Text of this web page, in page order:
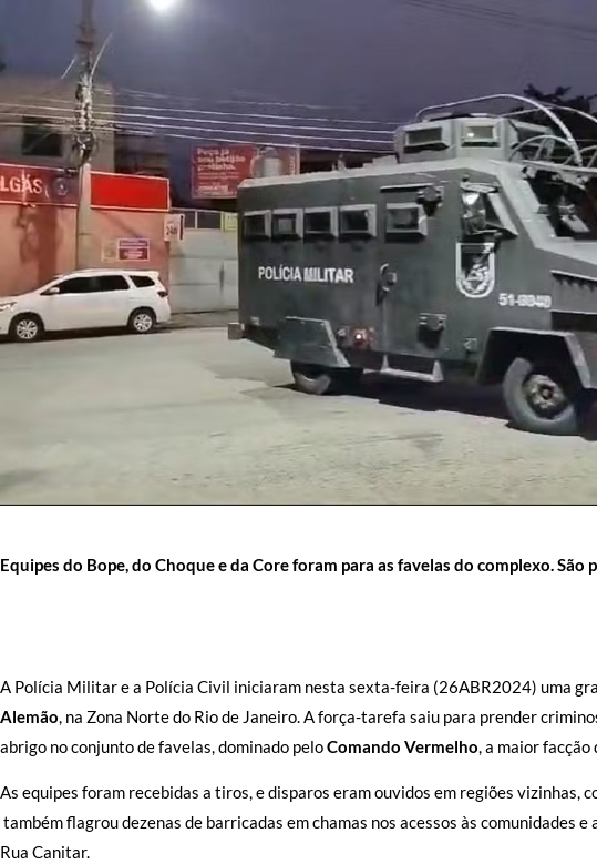
Equipes do Bope, do Choque e da Core foram para as favelas do complexo.
A Polícia Militar e a Polícia Civil iniciaram nesta sexta-feira (26ABR2024) uma
Alemão, na Zona Norte do Rio de Janeiro. A força-tarefa saiu para prender
abrigo no conjunto de favelas, dominado peloComando Vermelho, a maior facção
As equipes foram recebidas a tiros, e disparos eram ouvidos em regiões vizinhas,
também flagrou dezenas de barricadas em chamas nos acessos às comunidades
Rua Canitar.